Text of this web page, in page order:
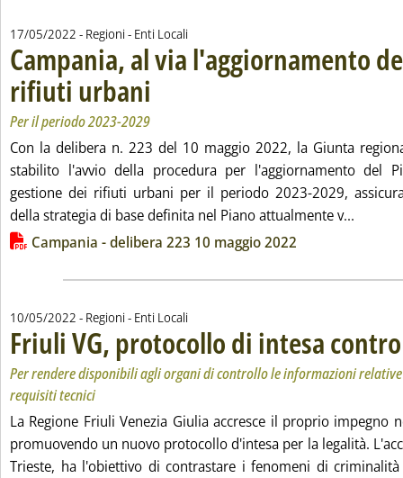
17/05/2022 - Regioni - Enti Locali
Campania, al via l'aggiornamento
rifiuti urbani . Sottotitolo: Per il periodo 2023-2029
. Pubblicata martedì 17 maggio 2022 alle 15.4.
Per il periodo 2023-2029
Con la delibera n. 223 del 10 maggio 2022, la Giunta
stabilito l'avvio della procedura per l'aggiornamento del
gestione dei rifiuti urbani per il periodo 2023-2029,
della strategia di base definita nel Piano attualmente v...
Lista allegati PDF alla notizia
Campania - delibera 223 10 maggio 2022
10/05/2022 - Regioni - Enti Locali
Friuli VG, protocollo di intesa
Per rendere disponibili agli organi di controllo le informazioni
requisiti tecnici
La Regione Friuli Venezia Giulia accresce il proprio impegno
promuovendo un nuovo protocollo d'intesa per la legalità.
Trieste, ha l'obiettivo di contrastare i fenomeni di